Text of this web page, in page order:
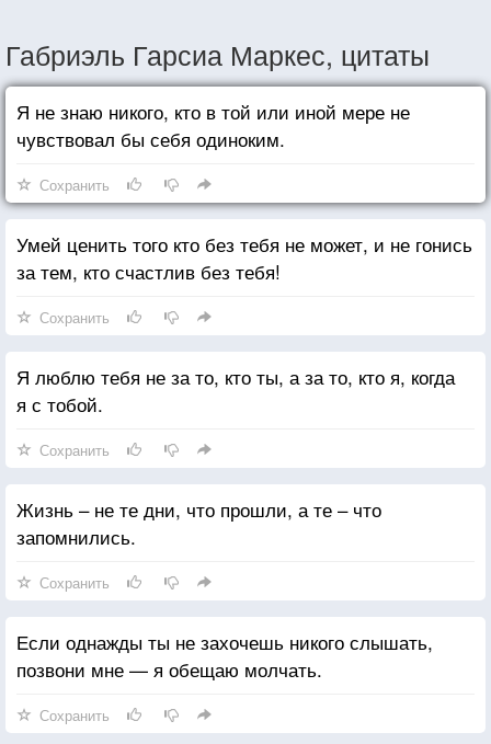
Габриэль Гарсиа Маркес, цитаты
Я не знаю никого, кто в той или иной мере не
чувствовал бы себя одиноким.
Сохранить
Умей ценить того кто без тебя не может, и не гонись
за тем, кто счастлив без тебя!
Сохранить
Я люблю тебя не за то, кто ты, а за то, кто я, когда
я с тобой.
Сохранить
Жизнь – не те дни, что прошли, а те – что
запомнились.
Сохранить
Если однажды ты не захочешь никого слышать,
позвони мне — я обещаю молчать.
Сохранить